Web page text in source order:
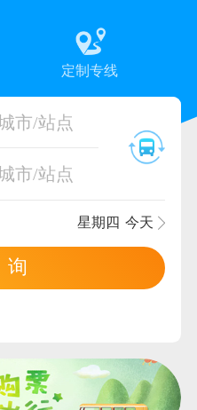
定制专线
市/站点
市/站点
星期四 今天